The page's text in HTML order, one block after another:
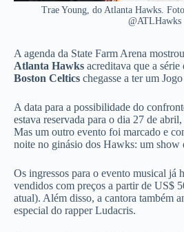
Trae Young, do Atlanta Hawks.
@ATLHawks
A agenda da State Farm Arena
Atlanta Hawks acreditava que a série
Boston Celtics chegasse a ter um
A data para a possibilidade do
estava reservada para o dia 27 de
Mas um outro evento foi marcado e
noite no ginásio dos Hawks: um show
Os ingressos para o evento musical já
vendidos com preços a partir de US$
atual). Além disso, a cantora também
especial do rapper Ludacris.